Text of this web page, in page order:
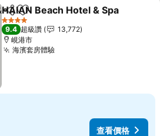
分享 加入我的最愛
HAIAN Beach Hotel & Spa
4 星級
9.4 超級讚
13,772
峴港市
海濱套房體驗
查看價格